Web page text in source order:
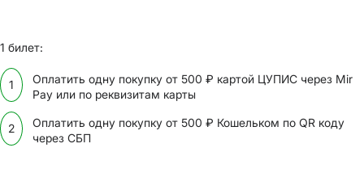
1 билет:
Оплатить одну покупку от 500 ₽ картой ЦУПИС через Mir
Pay или по реквизитам карты
Оплатить одну покупку от 500 ₽ Кошельком по QR коду
через СБП